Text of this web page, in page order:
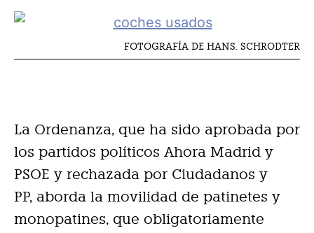
FOTOGRAFÍA DE HANS. SCHRODTER
La Ordenanza, que ha sido aprobada por
los partidos políticos Ahora Madrid y
PSOE y rechazada por Ciudadanos y
PP, aborda la movilidad de patinetes y
monopatines, que obligatoriamente